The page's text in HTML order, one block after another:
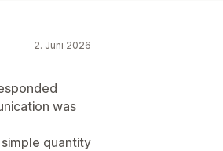
2. Juni 2026
was
quantity